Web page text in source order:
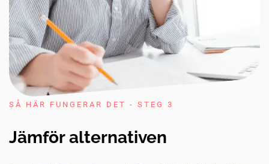
SÅ HÄR FUNGERAR DET - STEG 3
Jämför alternativen